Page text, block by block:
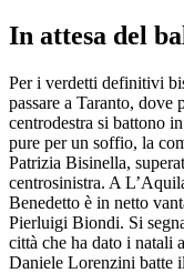
In attesa del
Per i verdetti definitivi
passare a Taranto, dove
centrodestra si battono
pure per un soffio, la
Patrizia Bisinella,
centrosinistra. A
Benedetto è in netto
Pierluigi Biondi. Si
città che ha dato i natali
Daniele Lorenzini batte